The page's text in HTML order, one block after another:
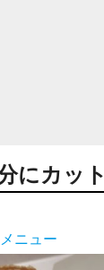
にカット
ニュー